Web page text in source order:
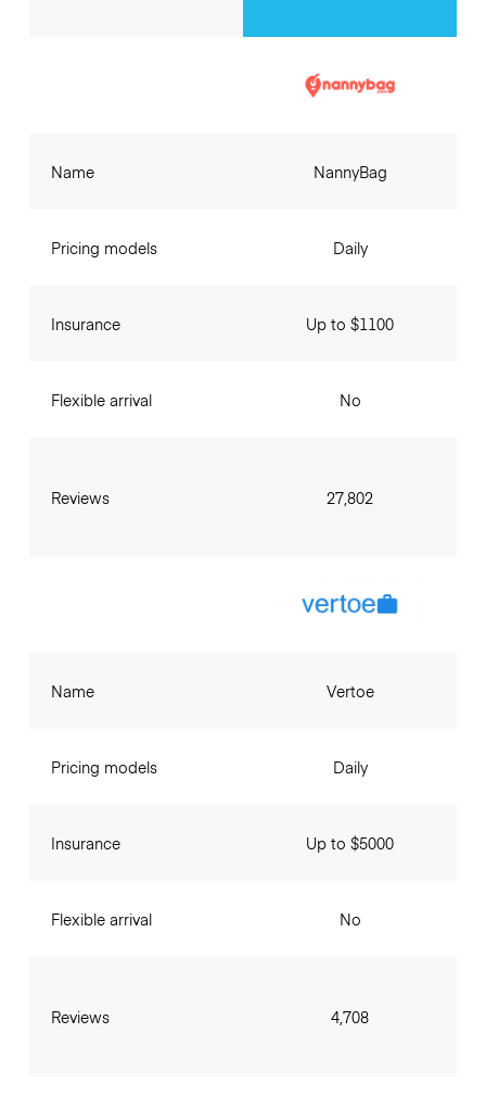
Name
Pricing models
Insurance
Flexible arrival
Reviews
NannyBag
Daily
Up to $1100
No
27,802
Name
Pricing models
Insurance
Flexible arrival
Reviews
Vertoe
Daily
Up to $5000
No
4,708